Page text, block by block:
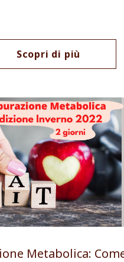
Scopri di più
Metabolica: